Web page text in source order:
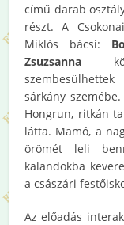
című darab
részt. A
Miklós bácsi:
Zsuzsanna
sárkány
Hongrun, ritkán
látta. Mamó, a
örömét leli
kalandokba
a császári
Az előadás